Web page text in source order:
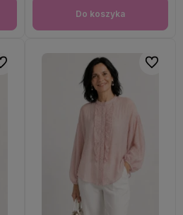
Do koszyka
ulubionych Do